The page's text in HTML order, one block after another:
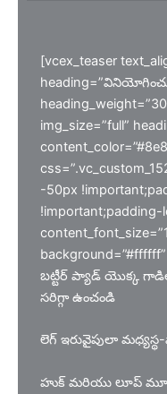
[vcex_teaser
img_size=”full”
-50px
!important;padding-
బట్టీర్ ప్యాడ్ యొక్క
సరిగ్గా ఉంచండి
లెగ్ ఇరువైపులా
హుక్ మరియు లూప్